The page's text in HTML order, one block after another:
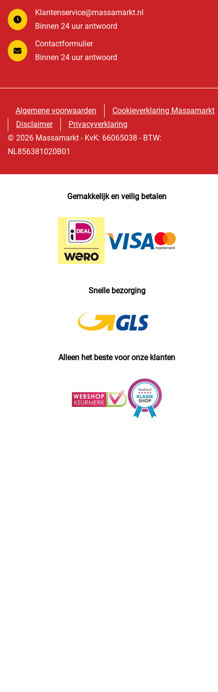
Klantenservice@massamarkt.nl
Binnen 24 uur antwoord
Contactformulier
Binnen 24 uur antwoord
Algemene voorwaarden
Cookieverklaring Massamarkt
Disclaimer
Privacyverklaring
© 2026 Massamarkt - KvK: 66065038 - BTW:
NL856381020B01
Gemakkelijk en veilig betalen
Snelle bezorging
Alleen het beste voor onze klanten